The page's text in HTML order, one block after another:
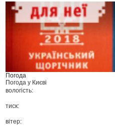
Погода
Погода у Києві
вологість:
тиск:
вітер: